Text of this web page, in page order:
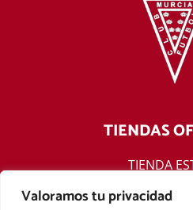
Valoramos tu privacidad
TIENDAS
TIENDA
TIENDA